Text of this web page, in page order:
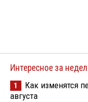
Интересное за
1
Как изменятся
августа